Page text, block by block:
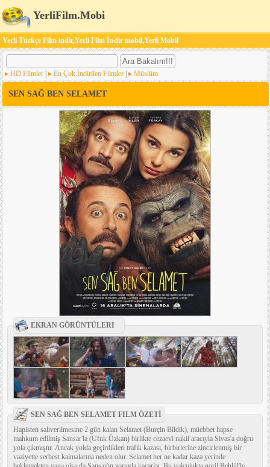
YerliFilm.Mobi
Yerli Türkçe Film indir,Yerli Film İndir mobil,Yerli Mobil
HD Filmler En Çok İndirilen Filmler Müslüm
SEN SAĞ BEN SELAMET
EKRAN GÖRÜNTÜLERI
SEN SAĞ BEN SELAMET FILM ÖZETİ
Hapisten salıverilmesine 2 gün kalan Selamet (Burçin Bildik), müebbet hapse
mahkum edilmiş Sansar'la (Ufuk Özkan) birlikte cezaevi nakil aracıyla Sivas'a doğru
yola çıkmıştır. Ancak yolda geçirdikleri trafik kazası, birbirlerine zincirlenmiş bir
vaziyette serbest kalmalarına neden olur. Selamet her ne kadar kaza yerinde